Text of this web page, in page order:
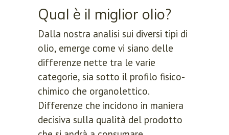
Qual è il miglior olio?
Dalla nostra analisi sui diversi tipi di
olio, emerge come vi siano delle
differenze nette tra le varie
categorie, sia sotto il profilo fisico-
chimico che organolettico.
Differenze che incidono in maniera
decisiva sulla qualità del prodotto